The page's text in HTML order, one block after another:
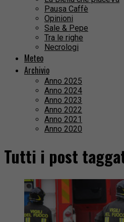
Pausa Caffè
Opinioni
Sale & Pepe
Tra le righe
Necrologi
Meteo
Archivio
Anno 2025
Anno 2024
Anno 2023
Anno 2022
Anno 2021
Anno 2020
Tutti i post